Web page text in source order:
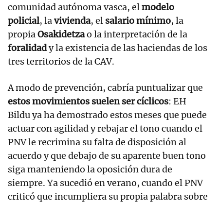
comunidad autónoma vasca, elmodelo
policial, lavivienda, el salario mínimo, la
propiaOsakidetzao la interpretación de la
foralidady la existencia de las haciendas de los
tres territorios de la CAV.
A modo de prevención, cabría puntualizar que
estos movimientos suelen ser cíclicos: EH
Bildu ya ha demostrado estos meses que puede
actuar con agilidad y rebajar el tono cuando el
PNV le recrimina su falta de disposición al
acuerdo y que debajo de su aparente buen tono
siga manteniendo la oposición dura de
siempre. Ya sucedió en verano, cuando el PNV
criticó que incumpliera su propia palabra sobre